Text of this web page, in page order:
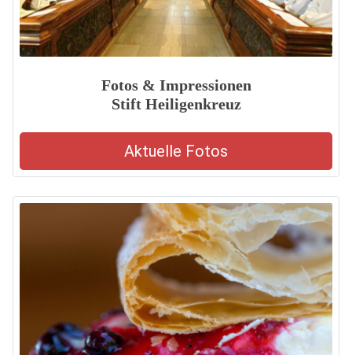
Fotos & Impressionen
Stift Heiligenkreuz
Aktuelle Fotos